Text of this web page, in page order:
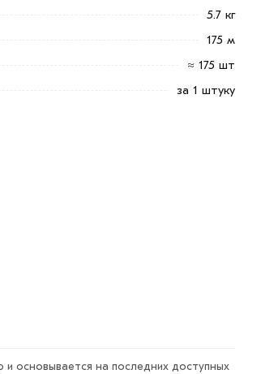
5.7 кг
175 м
≈ 175 шт
за 1 штуку
основывается на последних доступных